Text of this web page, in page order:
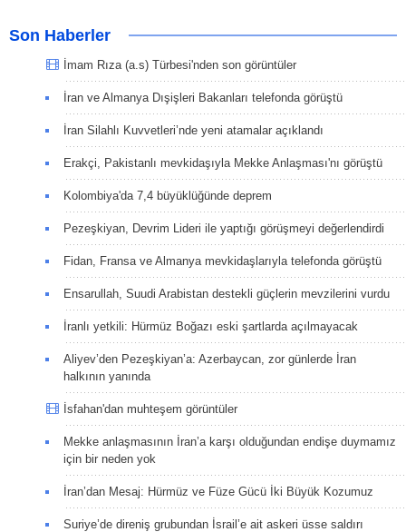
Son Haberler
İmam Rıza (a.s) Türbesi'nden son görüntüler
İran ve Almanya Dışişleri Bakanları telefonda görüştü
İran Silahlı Kuvvetleri’nde yeni atamalar açıklandı
Erakçi, Pakistanlı mevkidaşıyla Mekke Anlaşması'nı görüştü
Kolombiya'da 7,4 büyüklüğünde deprem
Pezeşkiyan, Devrim Lideri ile yaptığı görüşmeyi değerlendirdi
Fidan, Fransa ve Almanya mevkidaşlarıyla telefonda görüştü
Ensarullah, Suudi Arabistan destekli güçlerin mevzilerini vurdu
İranlı yetkili: Hürmüz Boğazı eski şartlarda açılmayacak
Aliyev’den Pezeşkiyan’a: Azerbaycan, zor günlerde İran
halkının yanında
İsfahan'dan muhteşem görüntüler
Mekke anlaşmasının İran’a karşı olduğundan endişe duymamız
için bir neden yok
İran’dan Mesaj: Hürmüz ve Füze Gücü İki Büyük Kozumuz
Suriye’de direniş grubundan İsrail’e ait askeri üsse saldırı